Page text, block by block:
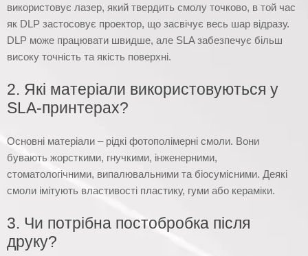
використовує лазер, який твердить смолу точково, в той час
як DLP застосовує проектор, що засвічує весь шар відразу.
DLP може працювати швидше, але SLA забезпечує більш
високу точність та якість поверхні.
2. Які матеріали використовуються у
SLA-принтерах?
Основні матеріали – рідкі фотополімерні смоли. Вони
бувають жорсткими, гнучкими, інженерними,
стоматологічними, випалювальними та біосумісними. Деякі
смоли імітують властивості пластику, гуми або кераміки.
3. Чи потрібна постобробка після
друку?